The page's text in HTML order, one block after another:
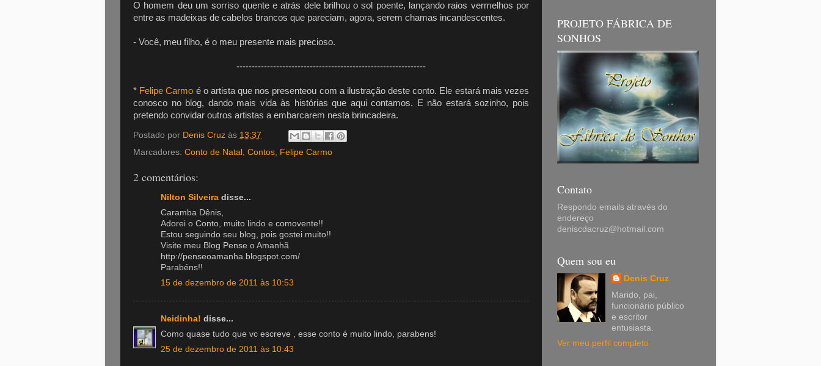
O homem deu um sorriso quente e atrás dele brilhou o sol poente, lançando raios vermelhos por
entre as madeixas de cabelos brancos que pareciam, agora, serem chamas incandescentes.
- Você, meu filho, é o meu presente mais precioso.
--------------------------------------------------------------
* Felipe Carmo é o artista que nos presenteou com a ilustração deste conto. Ele estará mais vezes
conosco no blog, dando mais vida às histórias que aqui contamos. E não estará sozinho, pois
pretendo convidar outros artistas a embarcarem nesta brincadeira.
Postado por Denis Cruz às 13:37
Marcadores: Conto de Natal Contos Felipe Carmo
2 comentários:
Nilton Silveira disse...
Caramba Dênis,
Adorei o Conto, muito lindo e comovente!!
Estou seguindo seu blog, pois gostei muito!!
Visite meu Blog Pense o Amanhã
http://penseoamanha.blogspot.com/
Parabéns!!
15 de dezembro de 2011 às 10:53
Neidinha! disse...
Como quase tudo que vc escreve , esse conto é muito lindo, parabens!
25 de dezembro de 2011 às 10:43
PROJETO FÁBRICA DE
SONHOS
Contato
Respondo emails através do
endereço
deniscdacruz@hotmail.com
Quem sou eu
Denis Cruz
Marido, pai,
funcionário público
e escritor
entusiasta.
Ver meu perfil completo